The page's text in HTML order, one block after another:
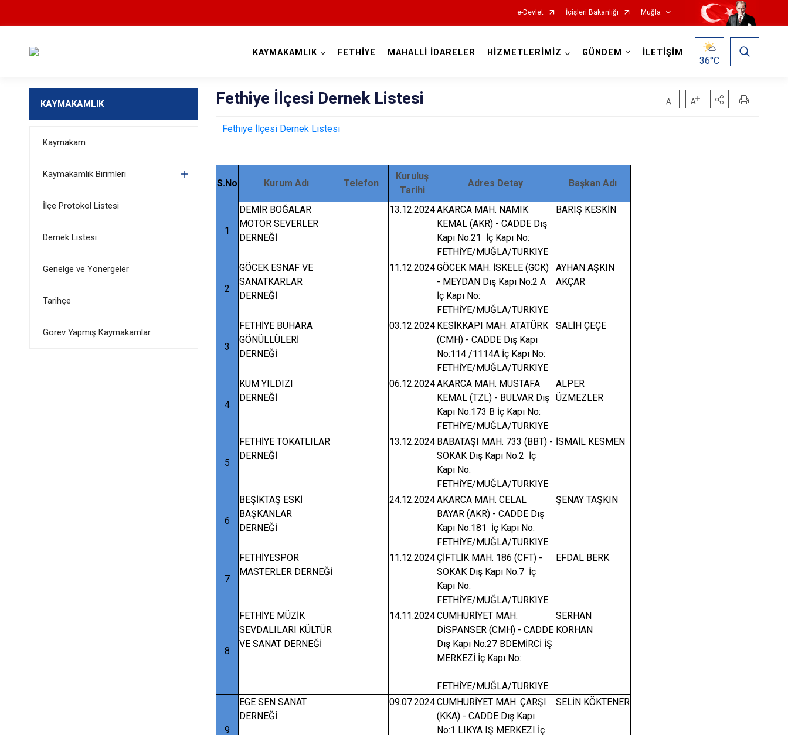
e-Devlet İçişleri Bakanlığı Muğla
Bodrum
Dalaman
Datça
Fethiye
Kavaklıdere
Köyceğiz
Marmaris
Milas
Ortaca
Seydikemer
KAYMAKAMLIK FETHİYE MAHALLİ İDARELER HİZMETLERİMİZ GÜNDEM İLETİŞİM
36°C
KAYMAKAMLIK
Kaymakam
Kaymakamlık Birimleri
İlçe Protokol Listesi
Dernek Listesi
Genelge ve Yönergeler
Tarihçe
Görev Yapmış Kaymakamlar
Fethiye İlçesi Dernek Listesi
Fethiye İlçesi Dernek Listesi
S.No Kurum Adı Telefon
Kuruluş
Tarihi
Adres Detay Başkan Adı
1
DEMİR BOĞALAR
MOTOR SEVERLER
DERNEĞİ
13.12.2024AKARCA MAH. NAMIK
KEMAL (AKR) - CADDE Dış
Kapı No:21 İç Kapı No:
FETHİYE/MUĞLA/TURKIYE
BARIŞ KESKİN
2
GÖCEK ESNAF VE
SANATKARLAR
DERNEĞİ
11.12.2024GÖCEK MAH. İSKELE (GCK)
- MEYDAN Dış Kapı No:2 A
İç Kapı No:
FETHİYE/MUĞLA/TURKIYE
AYHAN AŞKIN
AKÇAR
3
FETHİYE BUHARA
GÖNÜLLÜLERİ
DERNEĞİ
03.12.2024 KESİKKAPI MAH. ATATÜRK
(CMH) - CADDE Dış Kapı
No:114 /1114A İç Kapı No:
FETHİYE/MUĞLA/TURKIYE
SALİH ÇEÇE
4
KUM YILDIZI
DERNEĞİ
06.12.2024AKARCA MAH. MUSTAFA
KEMAL (TZL) - BULVAR Dış
Kapı No:173 B İç Kapı No:
FETHİYE/MUĞLA/TURKIYE
ALPER
ÜZMEZLER
5
FETHİYE TOKATLILAR
DERNEĞİ
13.12.2024 BABATAŞI MAH. 733 (BBT) -
SOKAK Dış Kapı No:2 İç
Kapı No:
FETHİYE/MUĞLA/TURKIYE
İSMAİL KESMEN
6
BEŞİKTAŞ ESKİ
BAŞKANLAR
DERNEĞİ
24.12.2024AKARCA MAH. CELAL
BAYAR (AKR) - CADDE Dış
Kapı No:181 İç Kapı No:
FETHİYE/MUĞLA/TURKIYE
ŞENAY TAŞKIN
7
FETHİYESPOR
MASTERLER DERNEĞİ
11.12.2024ÇİFTLİK MAH. 186 (CFT) -
SOKAK Dış Kapı No:7 İç
Kapı No:
FETHİYE/MUĞLA/TURKIYE
EFDAL BERK
8
FETHİYE MÜZİK
SEVDALILARI KÜLTÜR
VE SANAT DERNEĞİ
14.11.2024CUMHURİYET MAH.
DİSPANSER (CMH) - CADDE
Dış Kapı No:27 BDEMİRCİ İŞ
MERKEZİ İç Kapı No:
FETHİYE/MUĞLA/TURKIYE
SERHAN
KORHAN
9
EGE SEN SANAT
DERNEĞİ
09.07.2024CUMHURİYET MAH. ÇARŞI
(KKA) - CADDE Dış Kapı
No:1 LIKYA IŞ MERKEZI İç
SELİN KÖKTENER